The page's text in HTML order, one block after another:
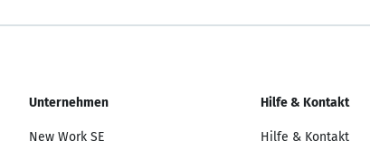
Unternehmen
New Work SE
Hilfe & Kontakt
Hilfe & Kontakt